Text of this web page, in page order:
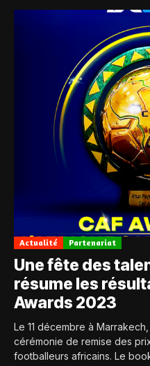
Actualité Partenariat
Une fête des
résume les
Awards 2023
Le 11 décembre à
cérémonie de remise des
footballeurs africains. Le